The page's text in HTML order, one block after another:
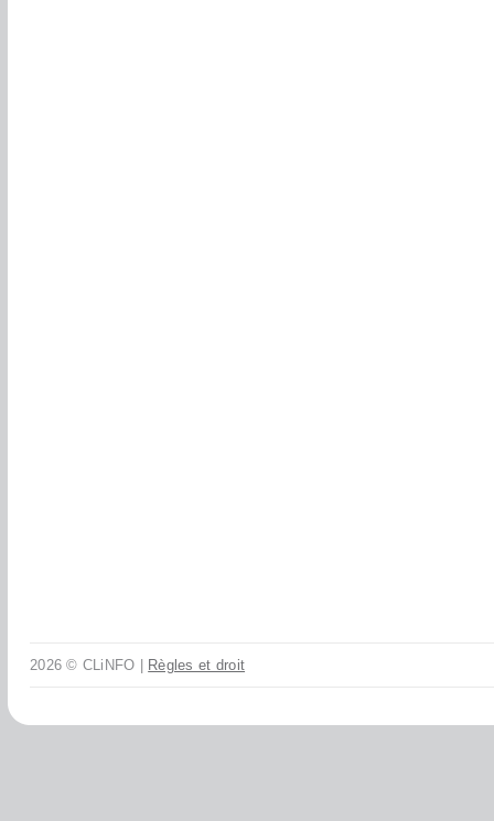
2026 © CLiNFO | Règles et droit